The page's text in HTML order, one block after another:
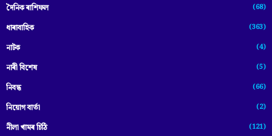
দৈনিক ৰাশিফল (68)
ধাৰাবাহিক (363)
নাটক (4)
নাৰী বিশেষ (5)
নিবন্ধ (66)
নিয়োগ বাৰ্তা (2)
নীলা খামৰ চিঠি (121)